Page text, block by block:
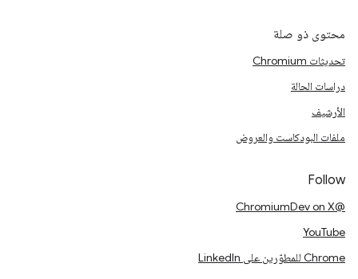
محتوى ذو صلة
تحديثات Chromium
دراسات الحالة
الأرشيف
ملفات البودكاست والعروض
Follow
@ChromiumDev on X
YouTube
Chrome للمطوّرين على LinkedIn